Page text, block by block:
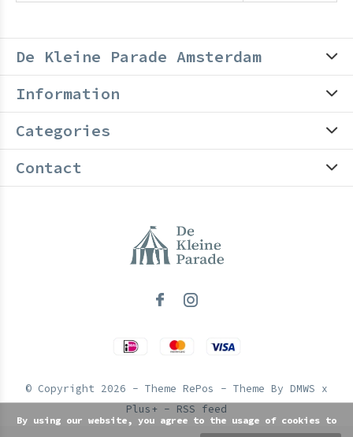
De Kleine Parade Amsterdam
Information
Categories
Contact
© Copyright 2026 - Theme RePos - Theme By DMWS x
Plus+ - RSS feed
By using our website, you agree to the usage of cookies to